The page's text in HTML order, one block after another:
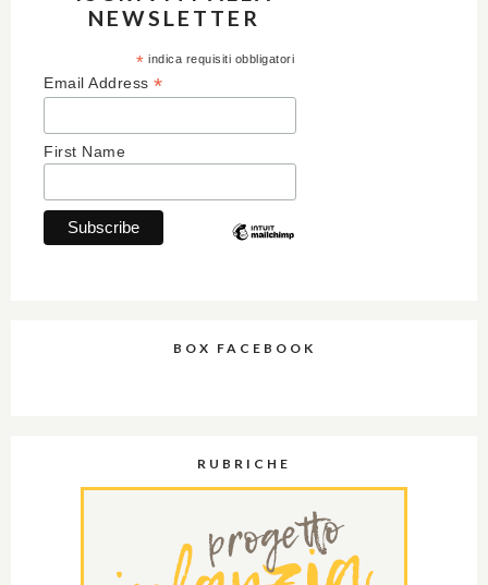
NEWSLETTER
* indica requisiti obbligatori
Email Address *
First Name
BOX FACEBOOK
RUBRICHE